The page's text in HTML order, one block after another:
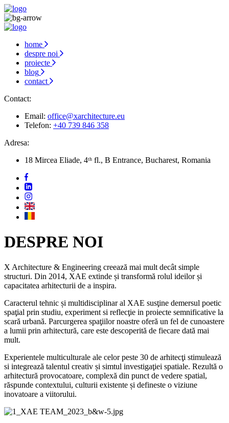
home
despre noi
proiecte
blog
contact
Contact:
Email: office@xarchitecture.eu
Telefon: +40 739 846 358
Adresa:
18 Mircea Eliade, 4ᵗʰ fl., B Entrance, Bucharest, Romania
DESPRE NOI
X Architecture & Engineering creează mai mult decât simple
structuri. Din 2014, XAE extinde și transformă rolul ideilor și
capacitatea arhitecturii de a inspira.
Caracterul tehnic și multidisciplinar al XAE susţine demersul poetic
spaţial prin studiu, experiment si reflecţie in proiecte semnificative la
scară urbană. Parcurgerea spaţiilor noastre oferă un fel de cunoastere
a lumii prin arhitectură, care este descoperită de fiecare dată mai
mult.
Experientele multiculturale ale celor peste 30 de arhitecţi stimulează
si integrează talentul creativ și simtul investigaţiei spatiale. Rezultă o
arhitectură provocatoare, complexă din punct de vedere spatial,
răspunde contextului, culturii existente și defineste o viziune
inovatoare a viitorului.